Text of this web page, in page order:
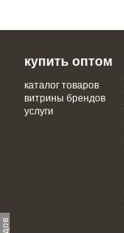
купить оптом
каталог товаров
витрины брендов
услуги